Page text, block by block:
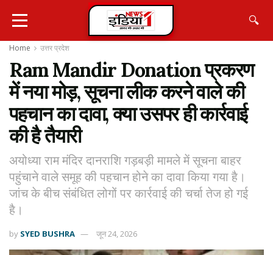
🔍
Home उत्तर प्रदेश
Ram Mandir Donation प्रकरण
में नया मोड़, सूचना लीक करने वाले की
पहचान का दावा, क्या उसपर ही कार्रवाई
की है तैयारी
अयोध्या राम मंदिर दानराशि गड़बड़ी मामले में सूचना बाहर
पहुंचाने वाले समूह की पहचान होने का दावा किया गया है।
जांच के बीच संबंधित लोगों पर कार्रवाई की चर्चा तेज हो गई
है।
by SYED BUSHRA जून 24, 2026